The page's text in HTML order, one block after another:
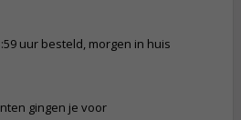
uur besteld, morgen in huis
gingen je voor